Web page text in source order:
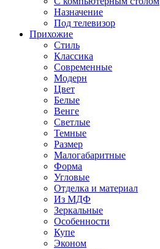
Назначение
Под телевизор
Прихожие
Стиль
Классика
Современные
Модерн
Цвет
Белые
Венге
Светлые
Темные
Размер
Малогабаритные
Форма
Угловые
Отделка и материал
Из МДФ
Зеркальные
Особенности
Купе
Эконом